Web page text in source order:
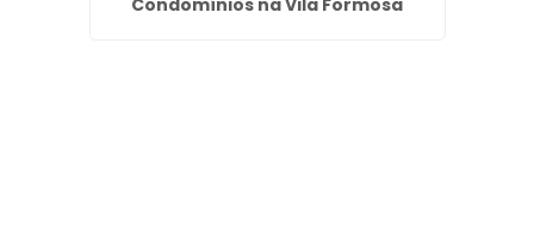
Condomínios na Vila Formosa